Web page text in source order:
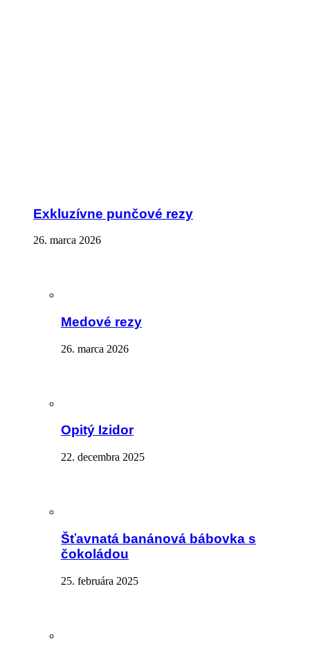
Exkluzívne punčové rezy
26. marca 2026
Medové rezy
26. marca 2026
Opitý Izidor
22. decembra 2025
Šťavnatá banánová bábovka s
čokoládou
25. februára 2025